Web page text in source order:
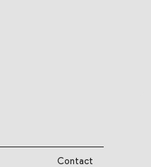
Contact